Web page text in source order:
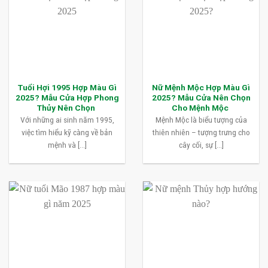
Tuổi Hợi 1995 Hợp Màu Gì
2025? Mẫu Cửa Hợp Phong
Thủy Nên Chọn
Với những ai sinh năm 1995,
việc tìm hiểu kỹ càng về bản
mệnh và [...]
Nữ Mệnh Mộc Hợp Màu Gì
2025? Mẫu Cửa Nên Chọn
Cho Mệnh Mộc
Mệnh Mộc là biểu tượng của
thiên nhiên – tượng trưng cho
cây cối, sự [...]